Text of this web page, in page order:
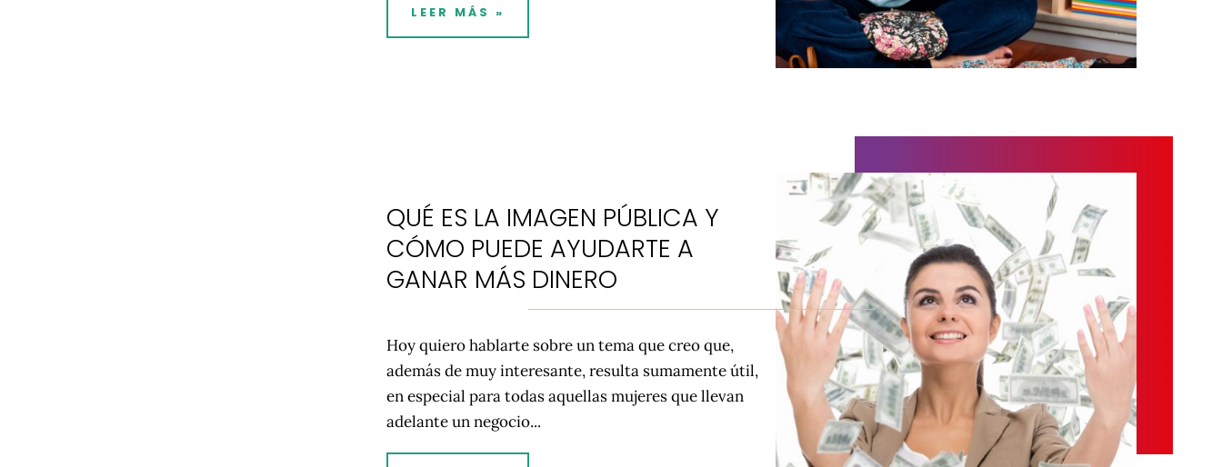
LEER MÁS »
QUÉ ES LA IMAGEN PÚBLICA Y
CÓMO PUEDE AYUDARTE A
GANAR MÁS DINERO
Hoy quiero hablarte sobre un tema que creo que,
además de muy interesante, resulta sumamente útil,
en especial para todas aquellas mujeres que llevan
adelante un negocio...